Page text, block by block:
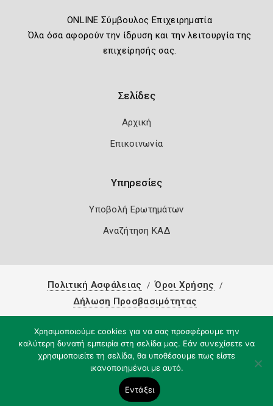
ONLINE Σύμβουλος Επιχειρηματία
Όλα όσα αφορούν την ίδρυση και την λειτουργία της
επιχείρησής σας.
Σελίδες
Αρχική
Επικοινωνία
Υπηρεσίες
Υποβολή Ερωτημάτων
Αναζήτηση ΚΑΔ
Πολιτική Ασφάλειας
Όροι Χρήσης
Δήλωση Προσβασιμότητας
Χρησιμοποιούμε cookies για να σας προσφέρουμε την
καλύτερη δυνατή εμπειρία στη σελίδα μας. Εάν συνεχίσετε να
χρησιμοποιείτε τη σελίδα, θα υποθέσουμε πως είστε
ικανοποιημένοι με αυτό.
Εντάξει